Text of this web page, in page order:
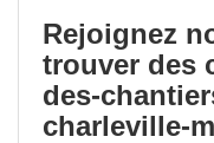
Rejoignez
trouver des
des-
charleville-